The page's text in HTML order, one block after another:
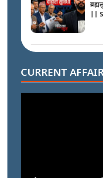
||
CURRENT